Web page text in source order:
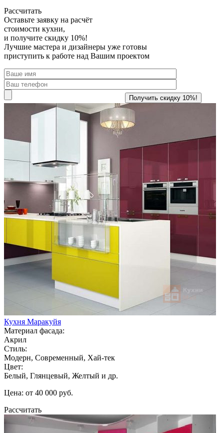
Рассчитать
Оставьте заявку на расчёт
стоимости кухни,
и получите скидку 10%!
Лучшие мастера и дизайнеры уже готовы
приступить к работе над Вашим проектом
Кухня Маракуйя
Материал фасада:
Акрил
Стиль:
Модерн, Современный, Хай-тек
Цвет:
Белый, Глянцевый, Желтый и др.
Цена: от 40 000 руб.
Рассчитать